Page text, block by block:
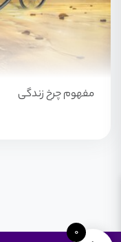
مفهوم چرخ زندگی
0